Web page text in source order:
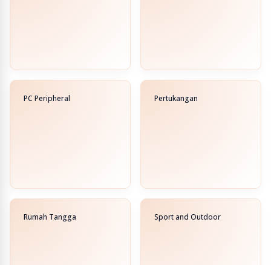
PC Peripheral Pertukangan
Rumah Tangga Sport and Outdoor